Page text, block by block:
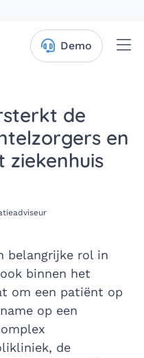
Demo
de
en
ziekenhuis
belangrijke rol in
binnen het
om een patiënt op
op een
de